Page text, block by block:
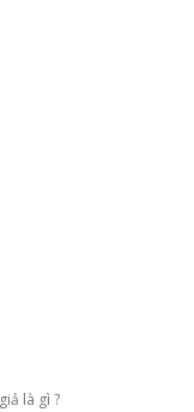
là gì ?